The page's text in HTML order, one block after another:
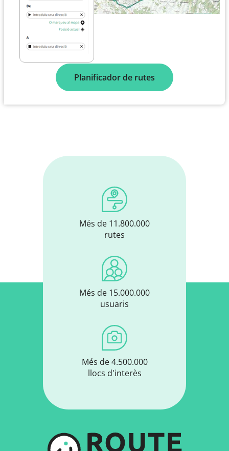
Planificador de rutes
Més de 11.800.000
rutes
Més de 15.000.000
usuaris
Més de 4.500.000
llocs d'interès